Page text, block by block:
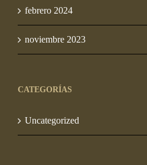
febrero 2024
noviembre 2023
CATEGORÍAS
Uncategorized